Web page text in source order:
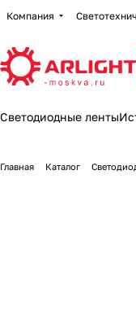
Компания
Светодиодные ленты
Главная Каталог